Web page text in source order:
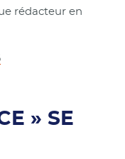
rédacteur en
» SE